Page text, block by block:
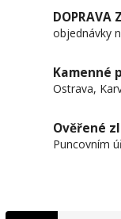
DOPRAVA
objednávky
Kamenné
Ostrava,
Ověřené
Puncovním